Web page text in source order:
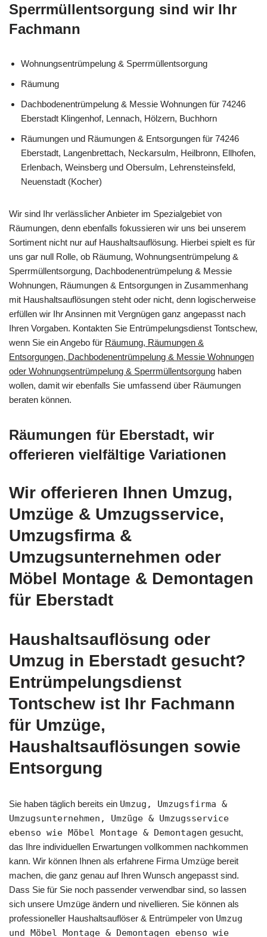
Sperrmüllentsorgung sind wir Ihr
Fachmann
Wohnungsentrümpelung & Sperrmüllentsorgung
Räumung
Dachbodenentrümpelung & Messie Wohnungen für 74246
Eberstadt Klingenhof, Lennach, Hölzern, Buchhorn
Räumungen und Räumungen & Entsorgungen für 74246
Eberstadt, Langenbrettach, Neckarsulm, Heilbronn, Ellhofen,
Erlenbach, Weinsberg und Obersulm, Lehrensteinsfeld,
Neuenstadt (Kocher)
Wir sind Ihr verlässlicher Anbieter im Spezialgebiet von
Räumungen, denn ebenfalls fokussieren wir uns bei unserem
Sortiment nicht nur auf Haushaltsauflösung. Hierbei spielt es für
uns gar null Rolle, ob Räumung, Wohnungsentrümpelung &
Sperrmüllentsorgung, Dachbodenentrümpelung & Messie
Wohnungen, Räumungen & Entsorgungen in Zusammenhang
mit Haushaltsauflösungen steht oder nicht, denn logischerweise
erfüllen wir Ihr Ansinnen mit Vergnügen ganz angepasst nach
Ihren Vorgaben. Kontakten Sie Entrümpelungsdienst Tontschew,
wenn Sie ein Angebo für Räumung, Räumungen &
Entsorgungen, Dachbodenentrümpelung & Messie Wohnungen
oder Wohnungsentrümpelung & Sperrmüllentsorgung haben
wollen, damit wir ebenfalls Sie umfassend über Räumungen
beraten können.
Räumungen für Eberstadt, wir
offerieren vielfältige Variationen
Wir offerieren Ihnen Umzug,
Umzüge & Umzugsservice,
Umzugsfirma &
Umzugsunternehmen oder
Möbel Montage & Demontagen
für Eberstadt
Haushaltsauflösung oder
Umzug in Eberstadt gesucht?
Entrümpelungsdienst
Tontschew ist Ihr Fachmann
für Umzüge,
Haushaltsauflösungen sowie
Entsorgung
Sie haben täglich bereits ein Umzug, Umzugsfirma &
Umzugsunternehmen, Umzüge & Umzugsservice
ebenso wie Möbel Montage & Demontagen gesucht,
das Ihre individuellen Erwartungen vollkommen nachkommen
kann. Wir können Ihnen als erfahrene Firma Umzüge bereit
machen, die ganz genau auf Ihren Wunsch angepasst sind.
Dass Sie für Sie noch passender verwendbar sind, so lassen
sich unsere Umzüge ändern und nivellieren. Sie können als
professioneller Haushaltsauflöser & Entrümpeler von Umzug
und Möbel Montage & Demontagen ebenso wie